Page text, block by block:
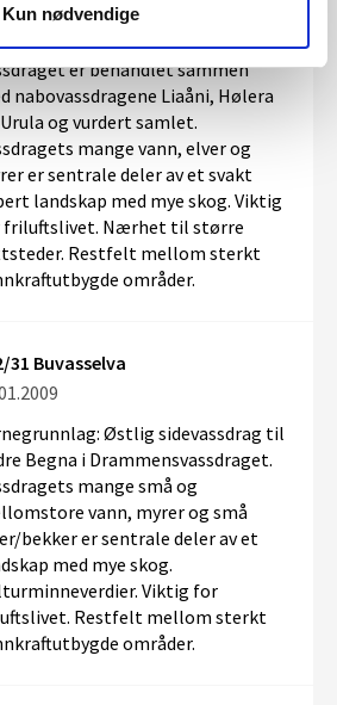
Kun nødvendigeVestlig sidevassdrag
i Drammensvassdraget.
er behandlet sammen
nabovassdragene Liaåni, Hølera
og vurdert samlet.
mange vann, elver og
er sentrale deler av et svakt
landskap med mye skog. Viktig
friluftslivet. Nærhet til større
Restfelt mellom sterkt
områder.
31 Buvasselva
Østlig sidevassdrag til
Begna i Drammensvassdraget.
mange små og
vann, myrer og små
bekker er sentrale deler av et
med mye skog.
Viktig for
Restfelt mellom sterkt
områder.